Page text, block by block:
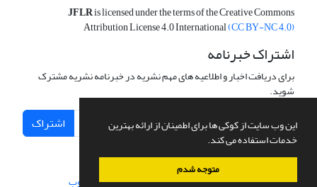
این وب سایت از کوکی ها برای اطمینان از ارائه بهترین
خدمات استفاده می کند.
متوجه شدم
JFLRis licensed under the terms of the Creative Commons
Attribution License 4.0 International(CC BY-NC 4.0)
اشتراک خبرنامه
برای دریافت اخبار و اطلاعیه های مهم نشریه در خبرنامه نشریه مشترک
شوید.
اشتراک
سامانه مدیریت نشریات علمی.طراحی و پیاده سازی از سیناوب